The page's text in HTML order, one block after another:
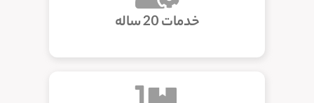
خدمات 20 ساله